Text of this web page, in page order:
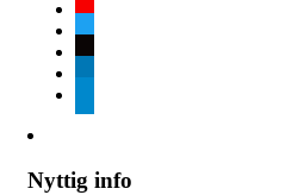
Nyttig info